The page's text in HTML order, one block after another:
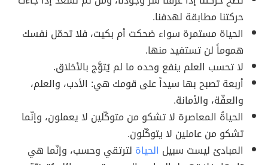
حركتنا مطابقة لهدفنا.
الحياة مستمرة سواء ضحكت أم بكيت، فلا تحمّل نفسك
هموماً لن تستفيد منها.
لا تحسب العلم ينفع وحده ما لم يُتوَّج بالأخلاق.
أربعة تصبح بها سيداً على قومك هي: الأدب، والعلم،
والعفّة، والأمانة.
الحياةُ المعاصرة لا تشكو من متوكّلين لا يعملون، وإنّما
تشكو من عاملين لا يتوكّلون.
المبادئ ليست سبيل الحياة لترتقي وحسب، وإنّما هي